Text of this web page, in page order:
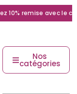
avec le code
Nos
catégories